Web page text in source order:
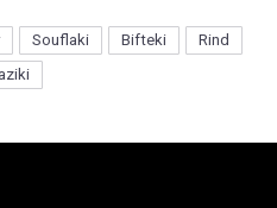
Souflaki Bifteki
Rind